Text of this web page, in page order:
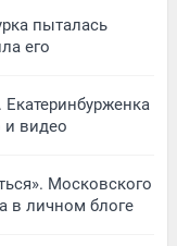
пыталась
его
видео
Московского
в личном блоге